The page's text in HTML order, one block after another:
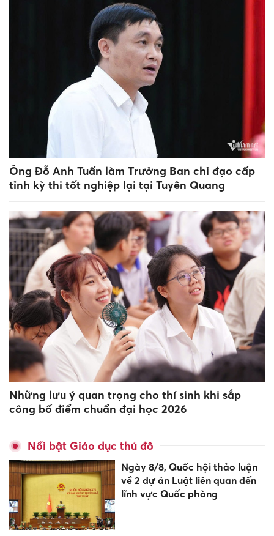
Ông Đỗ Anh Tuấn làm Trưởng Ban chỉ đạo cấp
tỉnh kỳ thi tốt nghiệp lại tại Tuyên Quang
Những lưu ý quan trọng cho thí sinh khi sắp
công bố điểm chuẩn đại học 2026
Nổi bật Giáo dục thủ đô
Ngày 8/8, Quốc hội thảo luận
về 2 dự án Luật liên quan đến
lĩnh vực Quốc phòng